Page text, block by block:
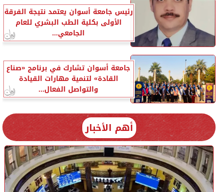
رئيس جامعة أسوان يعتمد نتيجة الفرقة
الأولى بكلية الطب البشري للعام
الجامعي...
جامعة أسوان تشارك في برنامج «صناع
القادة» لتنمية مهارات القيادة
والتواصل الفعال...
أهم الأخبار